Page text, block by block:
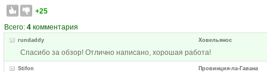
+25
Всего: 4 комментария
rundaddy Ховельянос
Спасибо за обзор! Отлично написано, хорошая работа!
Stifon Провинция-ла-Гавана